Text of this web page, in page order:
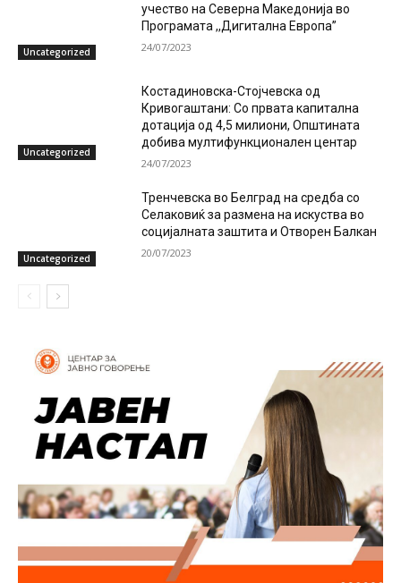
Uncategorized
учество на Северна Македонија во
Програмата ,,Дигитална Европа”
24/07/2023
Uncategorized
Костадиновска-Стојчевска од
Кривогаштани: Со првата капитална
дотација од 4,5 милиони, Општината
добива мултифункционален центар
24/07/2023
Uncategorized
Тренчевска во Белград на средба со
Селаковиќ за размена на искуства во
социјалната заштита и Отворен Балкан
20/07/2023